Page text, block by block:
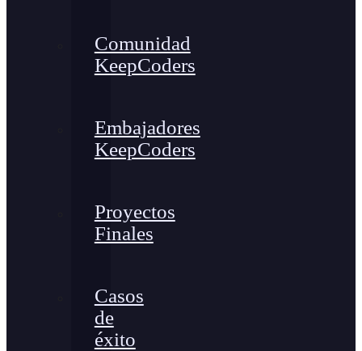
Comunidad
KeepCoders
Embajadores
KeepCoders
Proyectos
Finales
Casos
de
éxito